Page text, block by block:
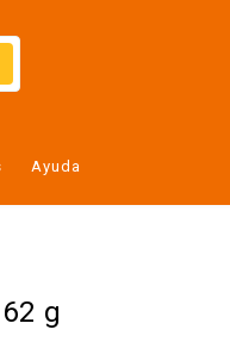
Ayuda
g